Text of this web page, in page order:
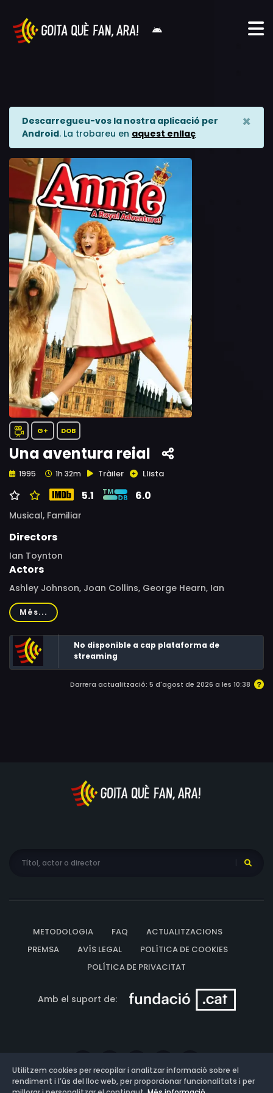
Descarregueu-vos la nostra aplicació per
Android. La trobareu en aquest enllaç
×
G+ DOB
Una aventura reial
1995 1h 32m Tràiler Llista
5.1 6.0
Musical, Familiar
Directors
Ian Toynton
Actors
Ashley Johnson, Joan Collins, George Hearn, Ian
McDiarmid, Emily Ann Lloyd, Camilla Belle, Crispin
Bonham-Carter, Perry Benson, George Wood, Tariq
Alibai, David K.S. Tse, Jayne Ashbourne, Carol Cleveland,
Buffy Davis, Ian Redford, Timothy Bateson, Deborah
Maclaren, Ann Morrish, Martin Matthews, Edward
Highmore, Tim Seely, Sam Mancuso
Més...
No disponible a cap plataforma de
streaming
Darrera actualització: 5 d'agost de 2026 a les 10:38
METODOLOGIA FAQ
ACTUALITZACIONS
PREMSA
AVÍS LEGAL
POLÍTICA DE COOKIES
POLÍTICA DE PRIVACITAT
Amb el suport de:
Utilitzem cookies per recopilar i analitzar informació sobre el
rendiment i l’ús del lloc web, per proporcionar funcionalitats i per